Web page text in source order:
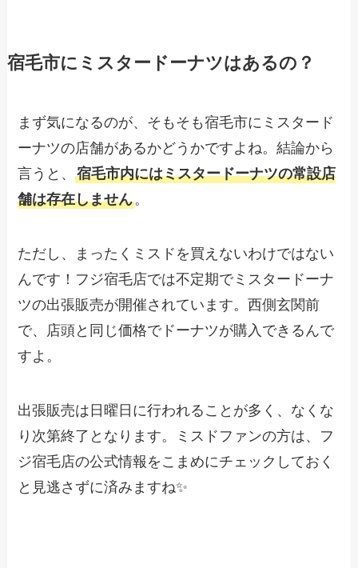
宿毛市にミスタードーナツはあるの？
まず気になるのが、そもそも宿毛市にミスタード
ーナツの店舗があるかどうかですよね。結論から
言うと、宿毛市内にはミスタードーナツの常設店
舗は存在しません。
ただし、まったくミスドを買えないわけではない
んです！フジ宿毛店では不定期でミスタードーナ
ツの出張販売が開催されています。西側玄関前
で、店頭と同じ価格でドーナツが購入できるんで
すよ。
出張販売は日曜日に行われることが多く、なくな
り次第終了となります。ミスドファンの方は、フ
ジ宿毛店の公式情報をこまめにチェックしておく
と見逃さずに済みますね✨